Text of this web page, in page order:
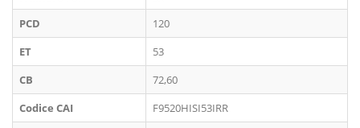
PCD
120
ET
53
CB
72,60
Codice CAI
F9520HISI53IRR